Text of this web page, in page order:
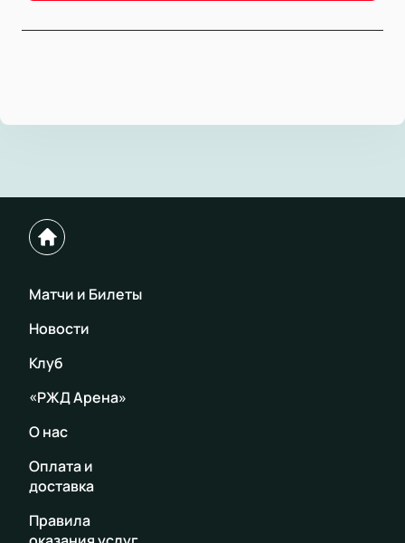
Матчи и Билеты
Новости
Клуб
«РЖД Арена»
О нас
Оплата и
доставка
Правила